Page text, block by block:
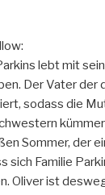
lebt mit
Der Vater der
sodass die
Sommer, der
sich Familie
Oliver ist